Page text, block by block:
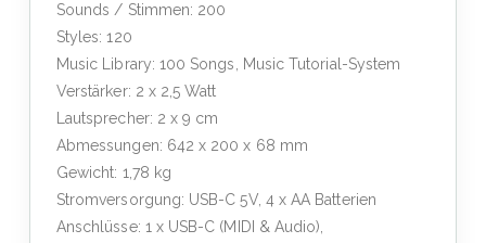
Sounds / Stimmen: 200
Styles: 120
Music Library: 100 Songs, Music Tutorial-System
Verstärker: 2 x 2,5 Watt
Lautsprecher: 2 x 9 cm
Abmessungen: 642 x 200 x 68 mm
Gewicht: 1,78 kg
Stromversorgung: USB-C 5V, 4 x AA Batterien
Anschlüsse: 1 x USB-C (MIDI & Audio),